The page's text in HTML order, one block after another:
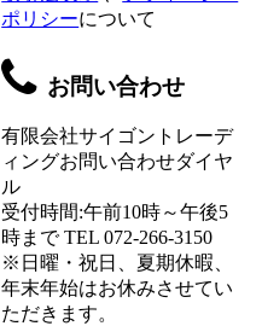
ポリシーについて
お問い合わせ
有限会社サイゴントレーデ
ィングお問い合わせダイヤ
ル
受付時間:午前10時～午後5
時まで TEL 072-266-3150
※日曜・祝日、夏期休暇、
年末年始はお休みさせてい
ただきます。